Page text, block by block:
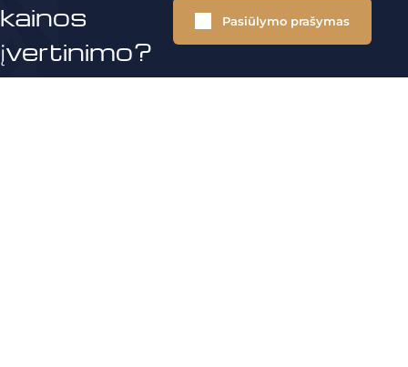
kainos
įvertinimo?
Pasiūlymo prašymas